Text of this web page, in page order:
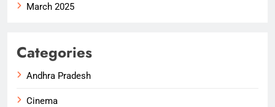
March 2025
Categories
Andhra Pradesh
Cinema